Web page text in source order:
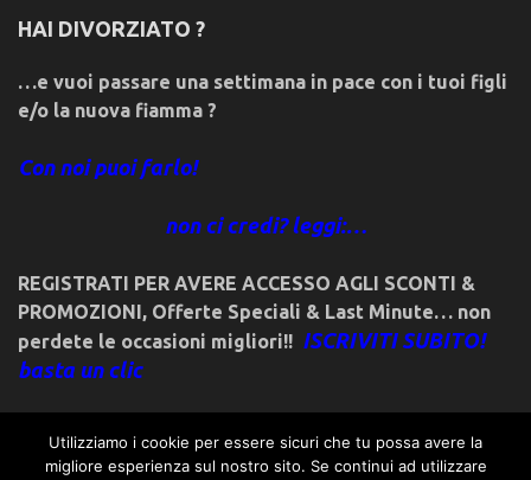
HAI DIVORZIATO ?
…e vuoi passare una settimana in pace con i tuoi figli
e/o la nuova fiamma ?
Con noi puoi farlo!
non ci credi? leggi:…
REGISTRATI PER AVERE ACCESSO AGLI SCONTI &
PROMOZIONI, Offerte Speciali & Last Minute… non
perdete le occasioni migliori!! ISCRIVITI SUBITO!
basta un clic
Utilizziamo i cookie per essere sicuri che tu possa avere la
migliore esperienza sul nostro sito. Se continui ad utilizzare